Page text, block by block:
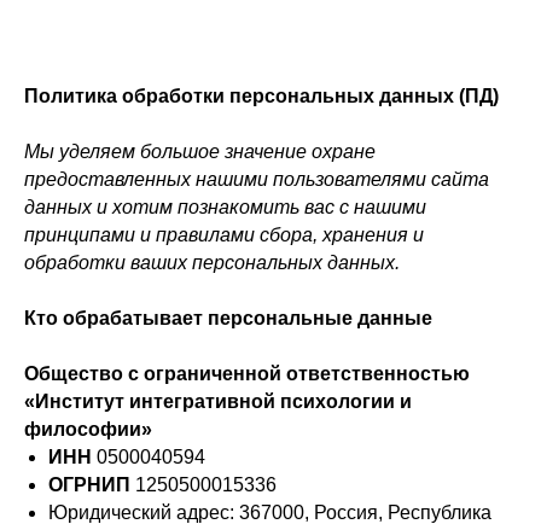
Политика обработки персональных данных (ПД)
Мы уделяем большое значение охране
предоставленных нашими пользователями сайта
данных и хотим познакомить вас с нашими
принципами и правилами сбора, хранения и
обработки ваших персональных данных.
Кто обрабатывает персональные данные
Общество с ограниченной ответственностью
«Институт интегративной психологии и
философии»
ИНН 0500040594
ОГРНИП 1250500015336
Юридический адрес: 367000, Россия, Республика